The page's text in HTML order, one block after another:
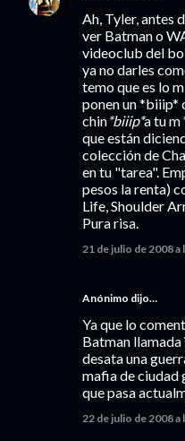
Ah, Tyler, antes
ver Batman o
videoclub del
ya no darles
temo que es lo
ponen un *biiip*
chin*biiip*a tu m
que están
colección de
en tu "tarea".
pesos la renta)
Life, Shoulder
Pura risa.
21 de julio de 2008 a
Anónimo dijo…
Ya que lo
Batman llamada
desata una
mafia de ciudad
que pasa
22 de julio de 2008 a